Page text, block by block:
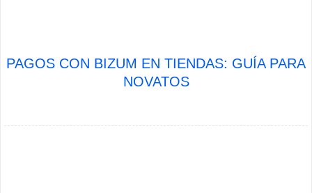
PAGOS CON BIZUM EN TIENDAS: GUÍA PARA
NOVATOS